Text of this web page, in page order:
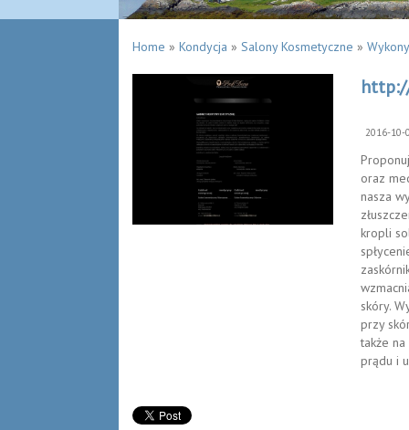
Home » Kondycja » Salony Kosmetyczne »
2016-10-
oraz
nasza
kropli
skóry.
przy
także
prądu i